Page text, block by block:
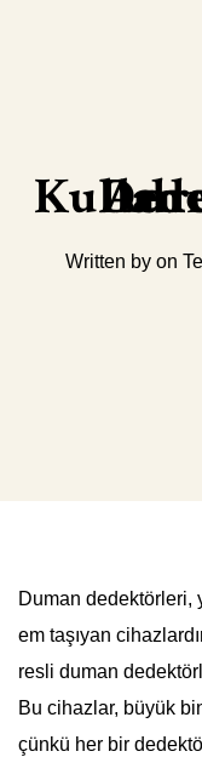
Adresli Duman
Written by on
Duman dedektörleri,
em taşıyan
resli duman
Bu cihazlar, büyük
çünkü her bir